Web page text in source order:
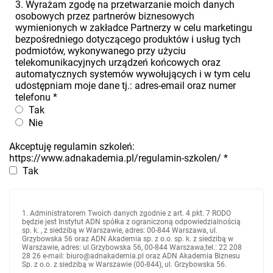
3. Wyrażam zgodę na przetwarzanie moich danych
osobowych przez partnerów biznesowych
wymienionych w zakładce Partnerzy w celu marketingu
bezpośredniego dotyczącego produktów i usług tych
podmiotów, wykonywanego przy użyciu
telekomunikacyjnych urządzeń końcowych oraz
automatycznych systemów wywołujących i w tym celu
udostępniam moje dane tj.: adres-email oraz numer
telefonu *
Tak
Nie
Akceptuję regulamin szkoleń:
https://www.adnakademia.pl/regulamin-szkolen/ *
Tak
1. Administratorem Twoich danych zgodnie z art. 4 pkt. 7 RODO
będzie jest Instytut ADN spółka z ograniczoną odpowiedzialnością
sp. k. , z siedzibą w Warszawie, adres: 00-844 Warszawa, ul.
Grzybowska 56 oraz ADN Akademia sp. z o.o. sp. k. z siedzibą w
Warszawie, adres: ul.Grzybowska 56, 00-844 Warszawa,tel.: 22 208
28 26 e-mail: biuro@adnakademia.pl oraz ADN Akademia Biznesu
Sp. z o.o. z siedzibą w Warszawie (00-844), ul. Grzybowska 56.